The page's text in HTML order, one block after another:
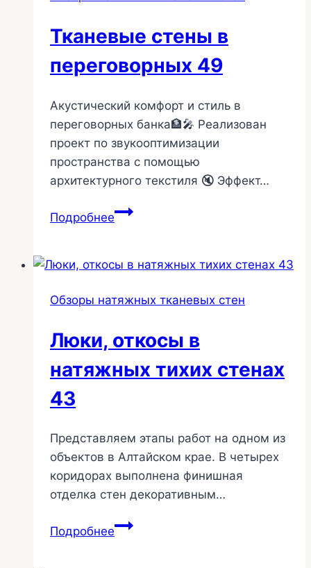
зале
Тканевые стены в
переговорных 49
Акустический комфорт и стиль в
переговорных банка🏦🎤 Реализован
проект по звукооптимизации
пространства с помощью
архитектурного текстиля 🔇 Эффект…
ПодробнееТканевые
переговорных
Обзоры натяжных тканевых стен
Люки, откосы в
натяжных тихих стенах
43
Представляем этапы работ на одном из
объектов в Алтайском крае. В четырех
коридорах выполнена финишная
отделка стен декоративным…
ПодробнееЛюки,